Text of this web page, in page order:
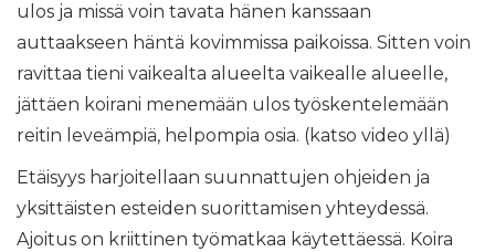
ulos ja missä voin tavata hänen kanssaan
auttaakseen häntä kovimmissa paikoissa. Sitten voin
ravittaa tieni vaikealta alueelta vaikealle alueelle,
jättäen koirani menemään ulos työskentelemään
reitin leveämpiä, helpompia osia. (katso video yllä)
Etäisyys harjoitellaan suunnattujen ohjeiden ja
yksittäisten esteiden suorittamisen yhteydessä.
Ajoitus on kriittinen työmatkaa käytettäessä. Koira